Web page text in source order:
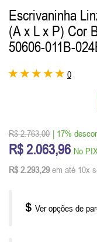
Escrivaninha
(A x L x P) Cor
50606-011B-
0
R$ 2.763,00 | 17%
R$ 2.063,96 No
R$ 2.293,29 em até 10x
Ver opções de